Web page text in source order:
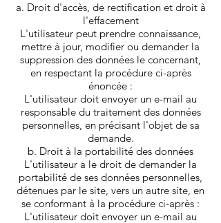
a. Droit d'accès, de rectification et droit à
l'effacement
L'utilisateur peut prendre connaissance,
mettre à jour, modifier ou demander la
suppression des données le concernant,
en respectant la procédure ci-après
énoncée :
L'utilisateur doit envoyer un e-mail au
responsable du traitement des données
personnelles, en précisant l'objet de sa
demande.
b. Droit à la portabilité des données
L'utilisateur a le droit de demander la
portabilité de ses données personnelles,
détenues par le site, vers un autre site, en
se conformant à la procédure ci-après :
L'utilisateur doit envoyer un e-mail au